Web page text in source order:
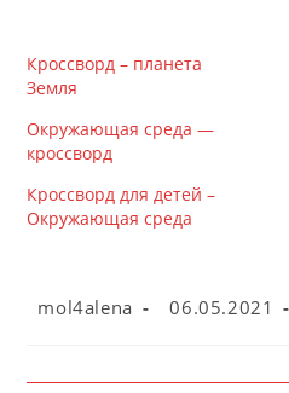
Кроссворд – планета
Земля
Окружающая среда —
кроссворд
Кроссворд для детей –
Окружающая среда
Автор
mol4alena
Запись
06.05.2021